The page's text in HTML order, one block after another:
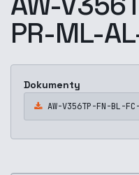
PR-ML-
Dokumenty
AW-V356TP-FN-BL-